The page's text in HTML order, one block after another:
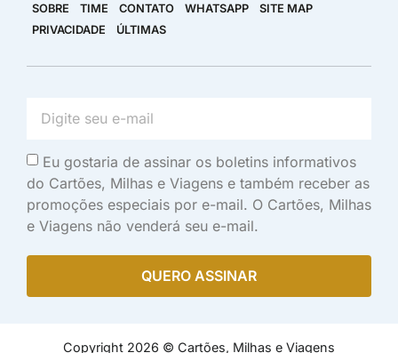
SOBRE TIME CONTATO WHATSAPP
SITE MAP
PRIVACIDADE
ÚLTIMAS
Eu gostaria de assinar os boletins informativos
do Cartões, Milhas e Viagens e também receber as
promoções especiais por e-mail. O Cartões, Milhas
e Viagens não venderá seu e-mail.
QUERO ASSINAR
Copyright 2026 © Cartões, Milhas e Viagens